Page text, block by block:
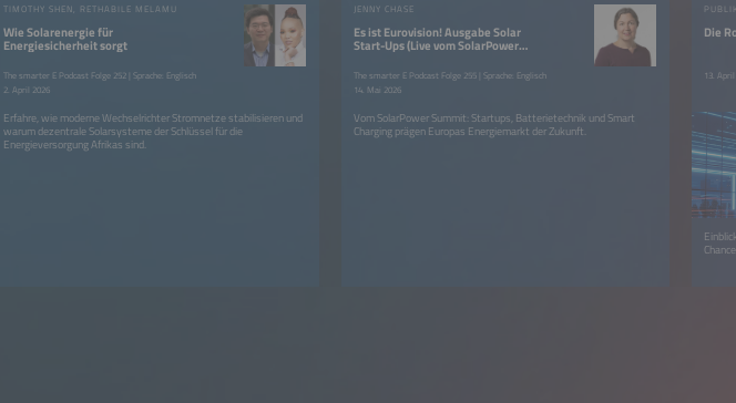
TIMOTHY SHEN, RETHABILE MELAMU
Wie Solarenergie für
Energiesicherheit sorgt
The smarter E Podcast Folge 252 | Sprache: Englisch
2. April 2026
Erfahre, wie moderne Wechselrichter Stromnetze stabilisieren und
warum dezentrale Solarsysteme der Schlüssel für die
Energieversorgung Afrikas sind.
JENNY CHASE
Es ist Eurovision! Ausgabe Solar
Start-Ups (Live vom SolarPower
Summit)
The smarter E Podcast Folge 255 | Sprache: Englisch
14. Mai 2026
Vom SolarPower Summit: Startups, Batterietechnik und Smart
Charging prägen Europas Energiemarkt der Zukunft.
Die
13.